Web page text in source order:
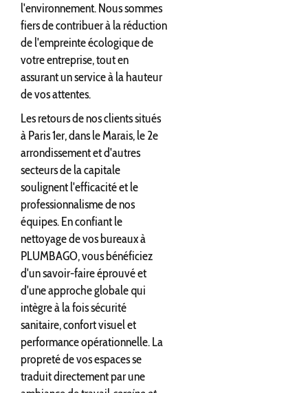
l'environnement. Nous sommes
fiers de contribuer à la réduction
de l'empreinte écologique de
votre entreprise, tout en
assurant un service à la hauteur
de vos attentes.
Les retours de nos clients situés
à Paris 1er, dans le Marais, le 2e
arrondissement et d'autres
secteurs de la capitale
soulignent l'efficacité et le
professionnalisme de nos
équipes. En confiant le
nettoyage de vos bureaux à
PLUMBAGO, vous bénéficiez
d'un savoir-faire éprouvé et
d'une approche globale qui
intègre à la fois sécurité
sanitaire, confort visuel et
performance opérationnelle. La
propreté de vos espaces se
traduit directement par une